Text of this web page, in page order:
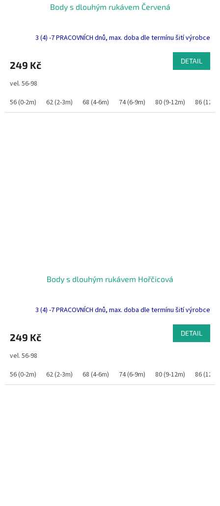
Body s dlouhým rukávem Červená
3 (4) -7 PRACOVNÍCH dnů, max. doba dle termínu šití výrobce
249 Kč DETAIL
vel. 56-98
56 (0-2m)
62 (2-3m) 68 (4-6m) 74 (6-9m) 80 (9-12m) 86 (12-
Body s dlouhým rukávem Hořčicová
3 (4) -7 PRACOVNÍCH dnů, max. doba dle termínu šití výrobce
249 Kč DETAIL
vel. 56-98
56 (0-2m)
62 (2-3m) 68 (4-6m) 74 (6-9m) 80 (9-12m) 86 (12-